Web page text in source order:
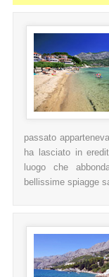
passato
ha lasciato in
luogo che
bellissime spiagge